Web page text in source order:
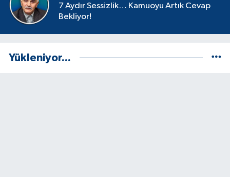
7 Aydır Sessizlik… Kamuoyu Artık Cevap
Bekliyor!
Yükleniyor...